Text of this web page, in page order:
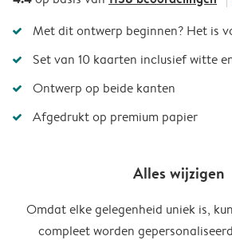
Met dit ontwerp beginnen? Het is
Set van 10 kaarten inclusief witte
Ontwerp op beide kanten
Afgedrukt op premium papier
Alles wijzigen
Omdat elke gelegenheid uniek is,
compleet worden